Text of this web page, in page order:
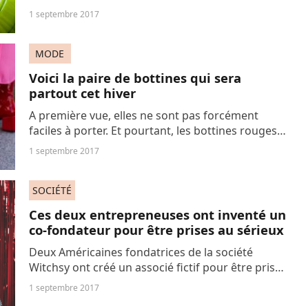
1 septembre 2017
MODE
Voici la paire de bottines qui sera
partout cet hiver
A première vue, elles ne sont pas forcément
faciles à porter. Et pourtant, les bottines rouges
sont bien parties pour être les chaussures stars
de l'hiver 2017/2018. Succomberez-vous...
1 septembre 2017
SOCIÉTÉ
Ces deux entrepreneuses ont inventé un
co-fondateur pour être prises au sérieux
Deux Américaines fondatrices de la société
Witchsy ont créé un associé fictif pour être prises
au sérieux par leurs confrères masculins. Une
stratégie qui s'est (malheureusement) révèlée...
1 septembre 2017